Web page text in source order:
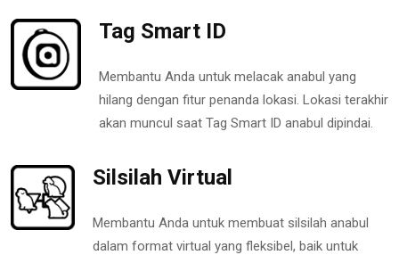
Tag Smart ID
Membantu Anda untuk melacak anabul yang
hilang dengan fitur penanda lokasi. Lokasi terakhir
akan muncul saat Tag Smart ID anabul dipindai.
Silsilah Virtual
Membantu Anda untuk membuat silsilah anabul
dalam format virtual yang fleksibel, baik untuk